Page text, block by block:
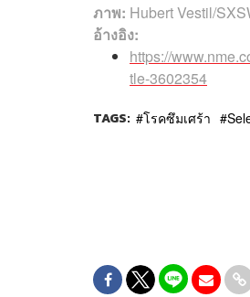
ภาพ: Hubert Vestil/
อ้างอิง:
https://
tle-3602354
TAGS: โรคซึมเศร้า